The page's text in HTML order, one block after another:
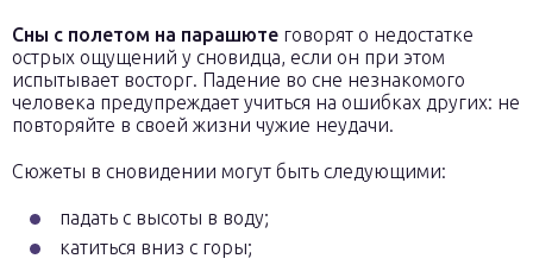
Сны с полетом на парашюте говорят о недостатке
острых ощущений у сновидца, если он при этом
испытывает восторг. Падение во сне незнакомого
человека предупреждает учиться на ошибках других: не
повторяйте в своей жизни чужие неудачи.
Сюжеты в сновидении могут быть следующими:
падать с высоты в воду;
катиться вниз с горы;